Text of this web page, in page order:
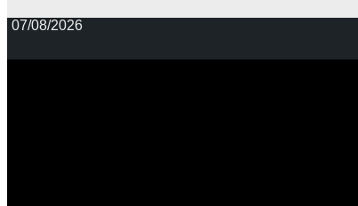
07/08/2026